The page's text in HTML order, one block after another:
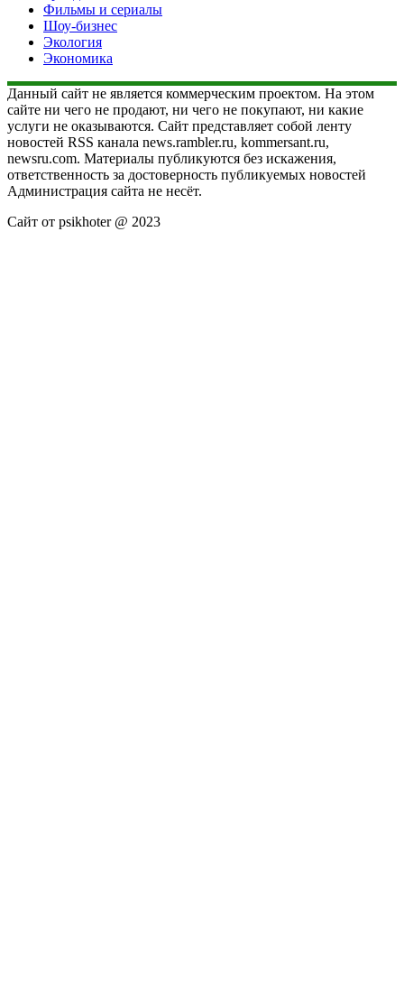
Фильмы и сериалы
Шоу-бизнес
Экология
Экономика
Данный сайт не является коммерческим проектом. На этом
сайте ни чего не продают, ни чего не покупают, ни какие
услуги не оказываются. Сайт представляет собой ленту
новостей RSS канала news.rambler.ru, kommersant.ru,
newsru.com. Материалы публикуются без искажения,
ответственность за достоверность публикуемых новостей
Администрация сайта не несёт.
Сайт от psikhoter @ 2023